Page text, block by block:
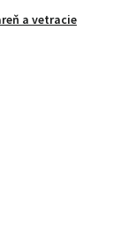
a vetracie